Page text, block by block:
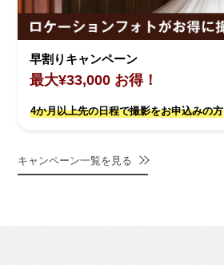
早割りキャンペーン
最大¥33,000 お得！
4か月以上先の日程で撮影をお申込みの方
キャンペーン一覧を見る